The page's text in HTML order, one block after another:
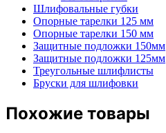
Шлифовальные губки
Опорные тарелки 125 мм
Опорные тарелки 150 мм
Защитные подложки 150мм
Защитные подложки 125мм
Треугольные шлифлисты
Бруски для шлифовки
Похожие товары